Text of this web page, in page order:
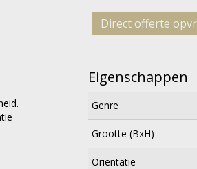
Direct offerte
Eigenschappen
Genre
Grootte (BxH)
Oriëntatie